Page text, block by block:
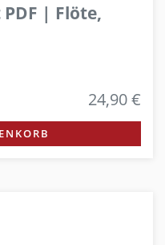
| Flöte,
24,90 €